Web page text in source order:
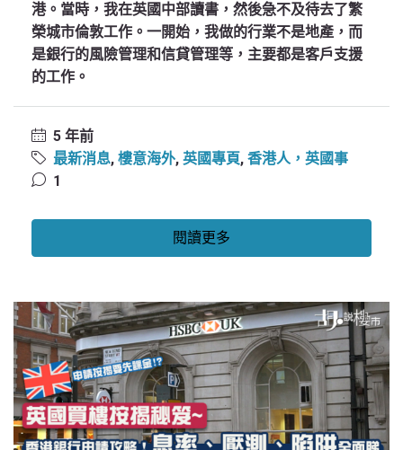
港。當時，我在英國中部讀書，然後急不及待去了繁
榮城市倫敦工作。一開始，我做的行業不是地產，而
是銀行的風險管理和信貸管理等，主要都是客戶支援
的工作。
5 年前
最新消息, 樓意海外, 英國專頁, 香港人，英國事
1
閱讀更多